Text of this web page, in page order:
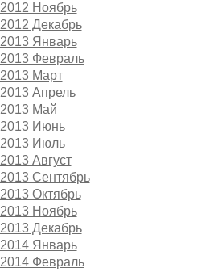
2012 Ноябрь
2012 Декабрь
2013 Январь
2013 Февраль
2013 Март
2013 Апрель
2013 Май
2013 Июнь
2013 Июль
2013 Август
2013 Сентябрь
2013 Октябрь
2013 Ноябрь
2013 Декабрь
2014 Январь
2014 Февраль